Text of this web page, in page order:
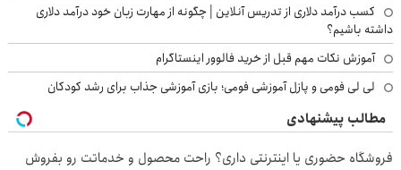
کسب درآمد دلاری از تدریس آنلاین | چگونه از مهارت زبان خود درآمد دلاری
داشته باشیم؟
آموزش نکات مهم قبل از خرید فالوور اینستاگرام
لی لی فومی و پازل آموزشی فومی؛ بازی آموزشی جذاب برای رشد کودکان
مطالب پیشنهادی
فروشگاه حضوری یا اینترنتی داری؟ راحت محصول و خدماتت رو بفروش